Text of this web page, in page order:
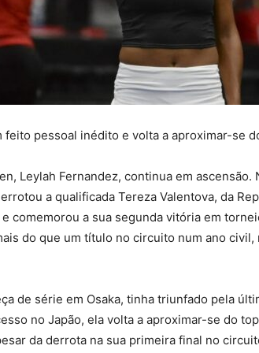
feito pessoal inédito e volta a aproximar-se
Leylah Fernandez, continua em ascensão.
a qualificada Tereza Valentova, da
comemorou a sua segunda vitória em
do que um título no circuito num ano civil,
de série em Osaka, tinha triunfado pela
no Japão, ela volta a aproximar-se do
da derrota na sua primeira final no